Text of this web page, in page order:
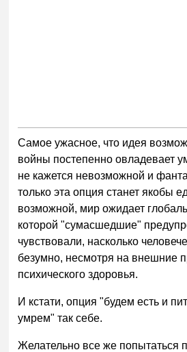
Самое ужасное, что идея
войны постепенно овладевает
не кажется невозможной и
только эта опция станет якобы
возможной, мир ожидает
которой "сумасшедшие"
чувствовали, насколько
безумно, несмотря на внешние
психического здоровья.
И кстати, опция "будем есть и
умрем" так себе.
Желательно все же попытаться